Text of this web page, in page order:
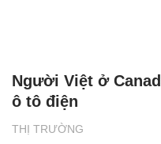
THỊ TRƯỜNG
Người Việt ở
ô tô điện